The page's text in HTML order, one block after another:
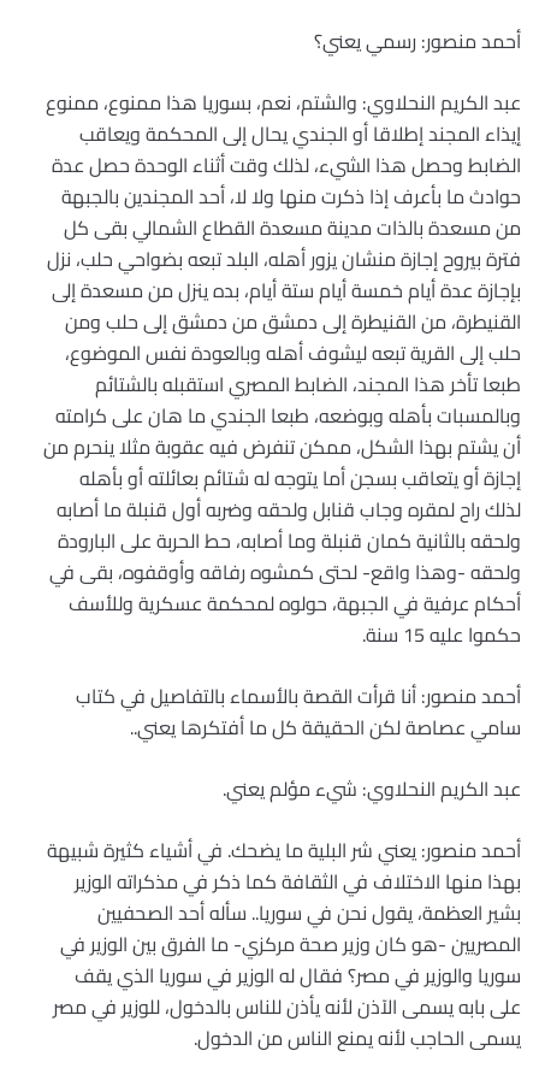
أحمد منصور: رسمي يعني؟
عبد الكريم النحلاوي: والشتم، نعم، بسوريا هذا ممنوع، ممنوع
إيذاء المجند إطلاقا أو الجندي يحال إلى المحكمة ويعاقب
الضابط وحصل هذا الشيء، لذلك وقت أثناء الوحدة حصل عدة
حوادث ما بأعرف إذا ذكرت منها ولا لا، أحد المجندين بالجبهة
من مسعدة بالذات مدينة مسعدة القطاع الشمالي بقى كل
فترة بيروح إجازة منشان يزور أهله، البلد تبعه بضواحي حلب، نزل
بإجازة عدة أيام خمسة أيام ستة أيام، بده ينزل من مسعدة إلى
القنيطرة، من القنيطرة إلى دمشق من دمشق إلى حلب ومن
حلب إلى القرية تبعه ليشوف أهله وبالعودة نفس الموضوع،
طبعا تأخر هذا المجند، الضابط المصري استقبله بالشتائم
وبالمسبات بأهله وبوضعه، طبعا الجندي ما هان على كرامته
أن يشتم بهذا الشكل، ممكن تنفرض فيه عقوبة مثلا ينحرم من
إجازة أو يتعاقب بسجن أما يتوجه له شتائم بعائلته أو بأهله
لذلك راح لمقره وجاب قنابل ولحقه وضربه أول قنبلة ما أصابه
ولحقه بالثانية كمان قنبلة وما أصابه، حط الحربة على البارودة
ولحقه -وهذا واقع- لحتى كمشوه رفاقه وأوقفوه، بقى في
أحكام عرفية في الجبهة، حولوه لمحكمة عسكرية وللأسف
حكموا عليه 15 سنة.
أحمد منصور: أنا قرأت القصة بالأسماء بالتفاصيل في كتاب
سامي عصاصة لكن الحقيقة كل ما أفتكرها يعني..
عبد الكريم النحلاوي: شيء مؤلم يعني.
أحمد منصور: يعني شر البلية ما يضحك. في أشياء كثيرة شبيهة
بهذا منها الاختلاف في الثقافة كما ذكر في مذكراته الوزير
بشير العظمة، يقول نحن في سوريا.. سأله أحد الصحفيين
المصريين -هو كان وزير صحة مركزي- ما الفرق بين الوزير في
سوريا والوزير في مصر؟ فقال له الوزير في سوريا الذي يقف
على بابه يسمى الآذن لأنه يأذن للناس بالدخول، للوزير في مصر
يسمى الحاجب لأنه يمنع الناس من الدخول.